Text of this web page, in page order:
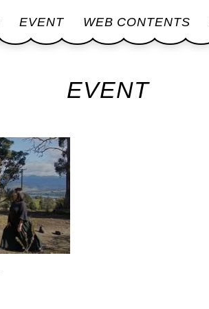
EVENT WEB CONTENTS
EVENT